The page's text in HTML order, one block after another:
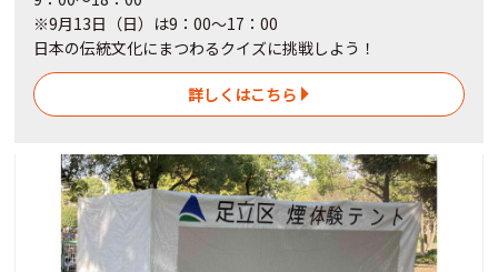
※9月13日（日）は9：00～17：00
日本の伝統文化にまつわるクイズに挑戦しよう！
詳しくはこちら